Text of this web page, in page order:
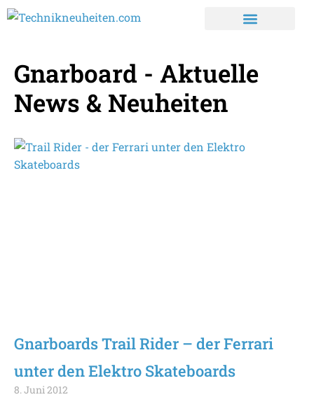
Gnarboard - Aktuelle
News & Neuheiten
Gnarboards Trail Rider – der Ferrari
unter den Elektro Skateboards
8. Juni 2012